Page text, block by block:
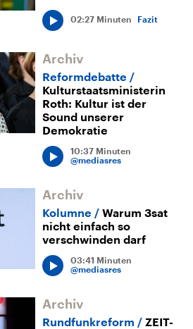
02:27 Minuten Fazit
Archiv
Reformdebatte
Kulturstaatsministerin
Roth: Kultur ist der
Sound unserer
Demokratie
10:37 Minuten
@mediasres
Archiv
Kolumne
Warum 3sat
nicht einfach so
verschwinden darf
03:41 Minuten
@mediasres
Archiv
Rundfunkreform
ZEIT-